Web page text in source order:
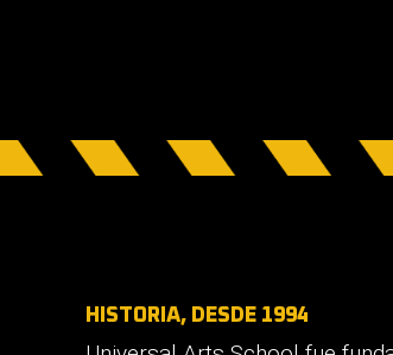
HISTORIA, DESDE 1994